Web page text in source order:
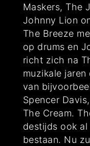
Maskers, The
Johnny Lion
The Breeze
op drums en
richt zich na
muzikale
van
Spencer
The Cream.
destijds ook
bestaan. Nu